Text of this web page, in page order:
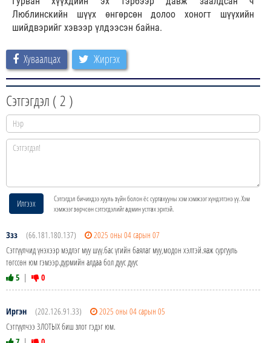
Люблинскийн шүүх өнгөрсөн долоо хоногт шүүхийн
шийдвэрийг хэвээр үлдээсэн байна.
Хуваалцах Жиргэх
Сэтгэгдэл (2 )
Илгээх
Сэтгэгдэл бичихдээ хууль зүйн болон ёс суртахууны хэм хэмжээг хүндэтгэнэ үү. Хэм
хэмжээг зөрчсөн сэтгэгдэлийг админ устгах эрхтэй.
Ззз (66.181.180.137)
2025 оны 04 сарын 07
Сэтгүүлчид үнэхээр мэдлэг муу шүү.бас үгийн баялаг муу,модон хэлтэй.яаж сургууль
төгссөн юм гэмээр.дүрмийн алдаа бол дуус дуус
5 | 0
Иргэн (202.126.91.33)
2025 оны 04 сарын 05
Сэтгүүлчээ ЗЛОТЫХ биш злот гэдэг юм.